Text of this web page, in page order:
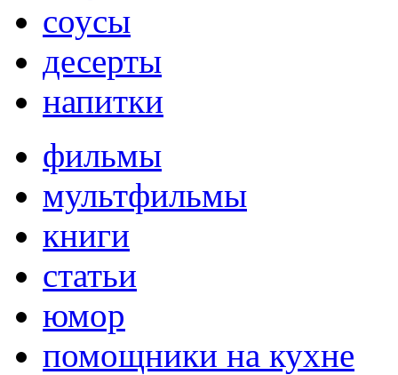
соусы
десерты
напитки
фильмы
мультфильмы
книги
статьи
юмор
помощники на кухне